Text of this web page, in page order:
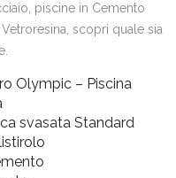
piscine in Cemento
scopri quale sia
Olympic – Piscina
svasata Standard